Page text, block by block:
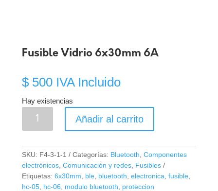
Fusible Vidrio 6x30mm 6A
$500 IVA Incluido
Hay existencias
Fusible
6A
cantidad
Añadir al carrito
SKU: F4-3-1-1 Categorías: Bluetooth Componentes
electrónicos, Comunicación y redes, Fusibles
Etiquetas: 6x30mm ble, bluetooth electronica fusible,
hc-05, hc-06 modulo bluetooth proteccion